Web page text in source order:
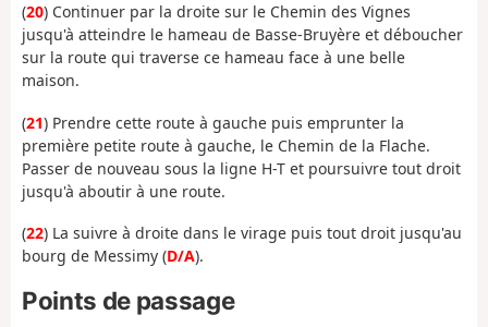
(20) Continuer par la droite sur le Chemin des Vignes
jusqu'à atteindre le hameau de Basse-Bruyère et déboucher
sur la route qui traverse ce hameau face à une belle
maison.
(21) Prendre cette route à gauche puis emprunter la
première petite route à gauche, le Chemin de la Flache.
Passer de nouveau sous la ligne H-T et poursuivre tout droit
jusqu'à aboutir à une route.
(22) La suivre à droite dans le virage puis tout droit jusqu'au
bourg de Messimy (D/A).
Points de passage